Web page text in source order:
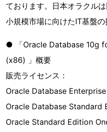
ております。日本オラクル
小規模市場に向けたIT基盤の
● 「Oracle Database 10g
(x86) 」概要
販売ライセンス：
Oracle Database
Oracle Database Standard
Oracle Standard Edition